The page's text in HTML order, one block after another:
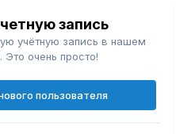
запись
учётную запись в нашем
Это очень просто!
пользователя